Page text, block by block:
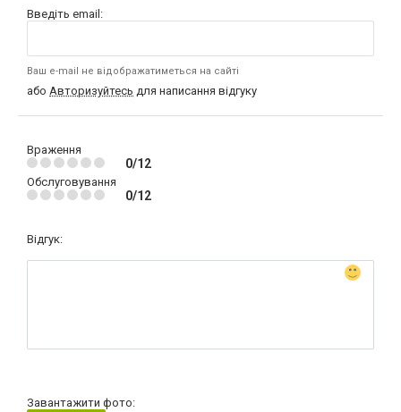
Введіть email:
Ваш e-mail не відображатиметься на сайті
або Авторизуйтесь для написання відгуку
Враження
0/12
Обслуговування
0/12
Відгук:
Завантажити фото: